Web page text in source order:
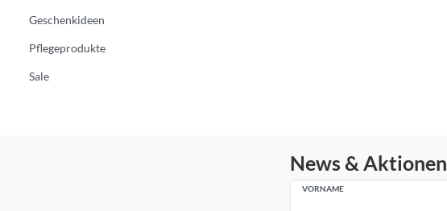
Geschenkideen
Pflegeprodukte
Sale
News & Aktionen
VORNAME